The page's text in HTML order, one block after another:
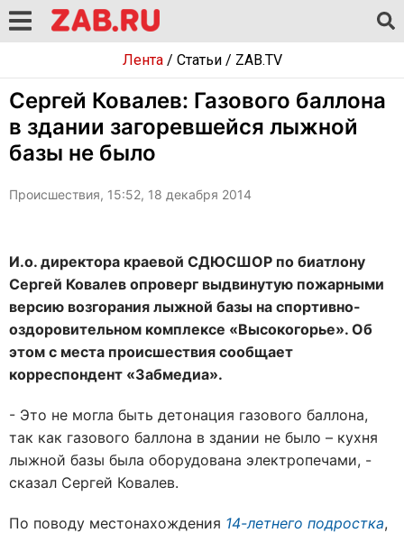
Лента/ Статьи/ ZAB.TV
Сергей Ковалев: Газового баллона
в здании загоревшейся лыжной
базы не было
Происшествия, 15:52, 18 декабря 2014
И.о. директора краевой СДЮСШОР по биатлону
Сергей Ковалев опроверг выдвинутую пожарными
версию возгорания лыжной базы на спортивно-
оздоровительном комплексе «Высокогорье». Об
этом с места происшествия сообщает
корреспондент «Забмедиа».
- Это не могла быть детонация газового баллона,
так как газового баллона в здании не было – кухня
лыжной базы была оборудована электропечами, -
сказал Сергей Ковалев.
По поводу местонахождения 14-летнего подростка,